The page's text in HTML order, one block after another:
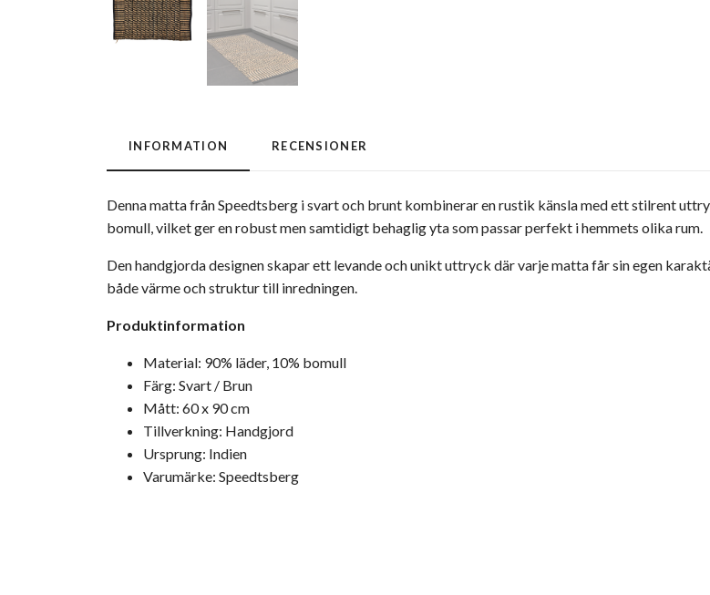
INFORMATION RECENSIONER
Denna matta från Speedtsberg i svart och brunt kombinerar en rustik känsla med ett stilrent
bomull, vilket ger en robust men samtidigt behaglig yta som passar perfekt i hemmets olika rum.
Den handgjorda designen skapar ett levande och unikt uttryck där varje matta får sin egen
både värme och struktur till inredningen.
Produktinformation
Material: 90% läder, 10% bomull
Färg: Svart / Brun
Mått: 60 x 90 cm
Tillverkning: Handgjord
Ursprung: Indien
Varumärke: Speedtsberg